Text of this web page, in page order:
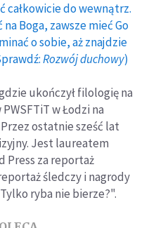
całkowicie do wewnątrz.
Boga, zawsze mieć Go
o sobie, aż znajdzie
Rozwój duchowy)
ukończył filologię na
w Łodzi na
ostatnie sześć lat
Jest laureatem
Press za reportaż
śledczy i nagrody
ryba nie bierze?".